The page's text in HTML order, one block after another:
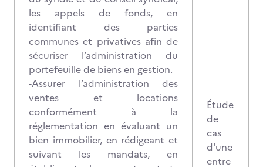
les appels de fonds, en
identifiant des parties
communes et privatives afin de
sécuriser l’administration du
portefeuille de biens en gestion.
-Assurer l’administration des
ventes et locations
conformément à la
réglementation en évaluant un
bien immobilier, en rédigeant et
suivant les mandats, en
Étude
de
cas
d'une
entre